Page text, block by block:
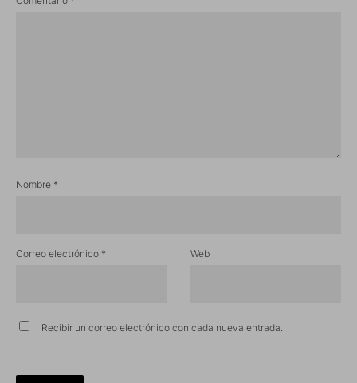
Nombre *
Correo electrónico * Web
Recibir un correo electrónico con cada nueva entrada.